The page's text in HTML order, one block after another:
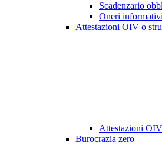
Scadenzario
Oneri
Attestazioni OIV o
Attestazioni
Burocrazia zero